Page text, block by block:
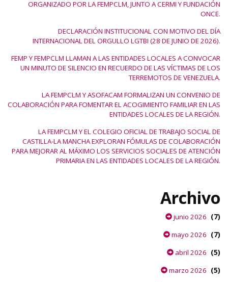
ORGANIZADO POR LA FEMPCLM, JUNTO A CERMI Y FUNDACIÓN
ONCE.
DECLARACIÓN INSTITUCIONAL CON MOTIVO DEL DÍA
INTERNACIONAL DEL ORGULLO LGTBI (28 DE JUNIO DE 2026).
FEMP Y FEMPCLM LLAMAN A LAS ENTIDADES LOCALES A CONVOCAR
UN MINUTO DE SILENCIO EN RECUERDO DE LAS VÍCTIMAS DE LOS
TERREMOTOS DE VENEZUELA.
LA FEMPCLM Y ASOFACAM FORMALIZAN UN CONVENIO DE
COLABORACIÓN PARA FOMENTAR EL ACOGIMIENTO FAMILIAR EN LAS
ENTIDADES LOCALES DE LA REGIÓN.
LA FEMPCLM Y EL COLEGIO OFICIAL DE TRABAJO SOCIAL DE
CASTILLA-LA MANCHA EXPLORAN FÓMULAS DE COLABORACIÓN
PARA MEJORAR AL MÁXIMO LOS SERVICIOS SOCIALES DE ATENCIÓN
PRIMARIA EN LAS ENTIDADES LOCALES DE LA REGIÓN.
Archivo
junio 2026 (7)
mayo 2026 (7)
abril 2026 (5)
marzo 2026 (5)